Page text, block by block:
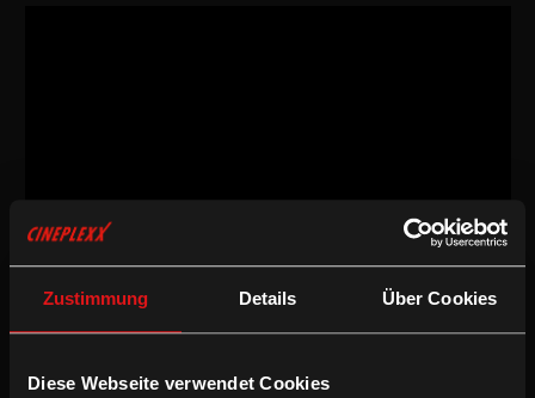
Zustimmung Details Über Cookies
Diese Webseite verwendet Cookies
Dokumentarfilm
Freigegeben ab 16 Jahren